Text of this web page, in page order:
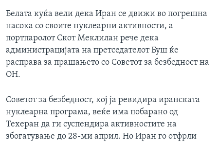
Белата куќа вели дека Иран се движи во погрешна
насока со своите нуклеарни активности, а
портпаролот Скот Меклилан рече дека
администрацијата на претседателот Буш ќе
расправа за прашањето со Советот за безбедност на
ОН.
Советот за безбедност, кој ја ревидира иранската
нуклеарна програма, веќе има побарано од
Техеран да ги суспендира активностите на
збогатување до 28-ми април. Но Иран го отфрли